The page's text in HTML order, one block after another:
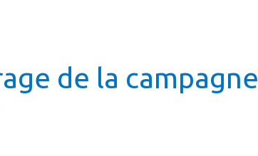
de la campagne